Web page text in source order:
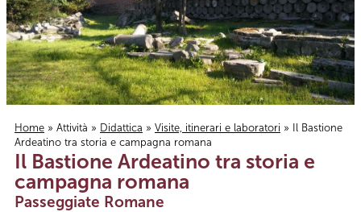
Tu sei qui
Home » Attività » Didattica » Visite, itinerari e laboratori » Il Bastione
Ardeatino tra storia e campagna romana
Il Bastione Ardeatino tra storia e
campagna romana
Passeggiate Romane